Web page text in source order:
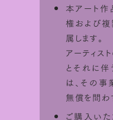
本アート
権および複
属します。
アーティス
とそれに
は、その事
無償を問わ
ご購入い